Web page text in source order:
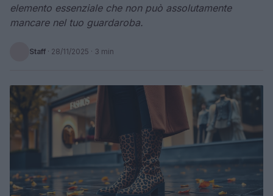
elemento essenziale che non può assolutamente
mancare nel tuo guardaroba.
Staff · 28/11/2025 · 3 min